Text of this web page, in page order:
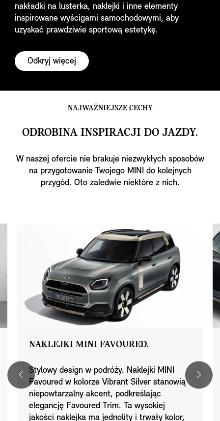
nakładki na lusterka, naklejki i inne elementy
inspirowane wyścigami samochodowymi, aby
uzyskać prawdziwie sportową estetykę.
Odkryj więcej
NAJWAŻNIEJSZE CECHY
ODROBINA INSPIRACJI DO JAZDY.
W naszej ofercie nie brakuje niezwykłych sposobów
na przygotowanie Twojego MINI do kolejnych
przygód. Oto zaledwie niektóre z nich.
NAKLEJKI MINI FAVOURED.
Stylowy design w podróży. Naklejki MINI
Favoured w kolorze Vibrant Silver stanowią
niepowtarzalny akcent, podkreślając
elegancję Favoured Trim. Ta wysokiej
jakości naklejka ma jednolity i trwały kolor,